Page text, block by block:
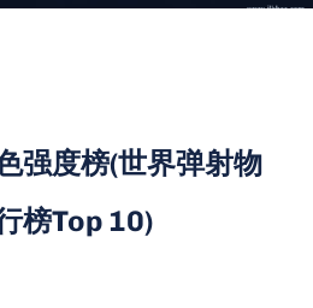
强度榜(世界弹射物
榜Top 10)